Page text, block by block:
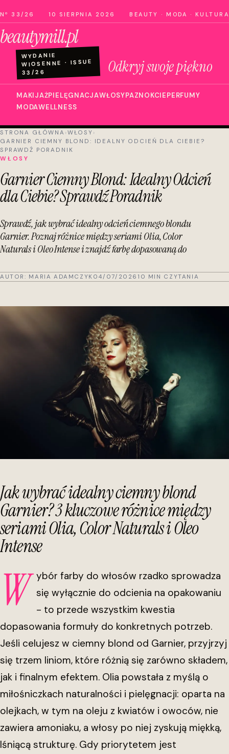
Nº 33/26 10 SIERPNIA 2026 BEAUTY · MODA · KULTURA
beautymill.pl
WYDANIE
WIOSENNE · ISSUE
33/26 Odkryj swoje piękno
MAKIJAŻPIELĘGNACJAWŁOSYPAZNOKCIEPERFUMY
MODAWELLNESS
STRONA GŁÓWNA › WŁOSY ›
GARNIER CIEMNY BLOND: IDEALNY ODCIEŃ DLA CIEBIE?
SPRAWDŹ PORADNIK
WŁOSY
Garnier Ciemny Blond: Idealny Odcień
dla Ciebie? Sprawdź Poradnik
Sprawdź, jak wybrać idealny odcień ciemnego blondu
Garnier. Poznaj różnice między seriami Olia, Color
Naturals i Oleo Intense i znajdź farbę dopasowaną do
AUTOR: MARIA ADAMCZYK 04/07/2026 10 MIN CZYTANIA
Jak wybrać idealny ciemny blond
Garnier? 3 kluczowe różnice między
seriami Olia, Color Naturals i Oleo
Intense
W
ybór farby do włosów rzadko sprowadza
się wyłącznie do odcienia na opakowaniu
- to przede wszystkim kwestia
dopasowania formuły do konkretnych potrzeb.
Jeśli celujesz w ciemny blond od Garnier, przyjrzyj
się trzem liniom, które różnią się zarówno składem,
jak i finalnym efektem. Olia powstała z myślą o
miłośniczkach naturalności i pielęgnacji: oparta na
olejkach, w tym na oleju z kwiatów i owoców, nie
zawiera amoniaku, a włosy po niej zyskują miękką,
lśniącą strukturę. Gdy priorytetem jest